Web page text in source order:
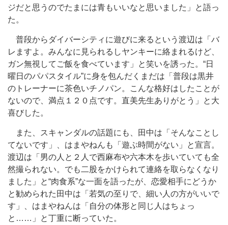
ジだと思うのでたまには青もいいなと思いました」と語っ
た。
普段からダイバーシティに遊びに来るという渡辺は「バ
レますよ。みんなに見られるしヤンキーに絡まれるけど、
ガン無視してご飯を食べています」と笑いを誘った。“日
曜日のパパスタイル”に身を包んだくまだは「普段は黒井
のトレーナーに茶色いチノパン。こんな格好はしたことが
ないので、満点１２０点です。直美先生ありがとう」と大
喜びした。
また、スキャンダルの話題にも、田中は「そんなことし
てないです」、はまやねんも「遊ぶ時間がない」と宣言。
渡辺は「男の人と２人で西麻布や六本木を歩いていても全
然撮られない。でも二股をかけられて連絡を取らなくなり
ました」と“肉食系”な一面を語ったが、恋愛相手にどうか
と勧められた田中は「若気の至りで、細い人の方がいいで
す」、はまやねんは「自分の体形と同じ人はちょっ
と……」と丁重に断っていた。